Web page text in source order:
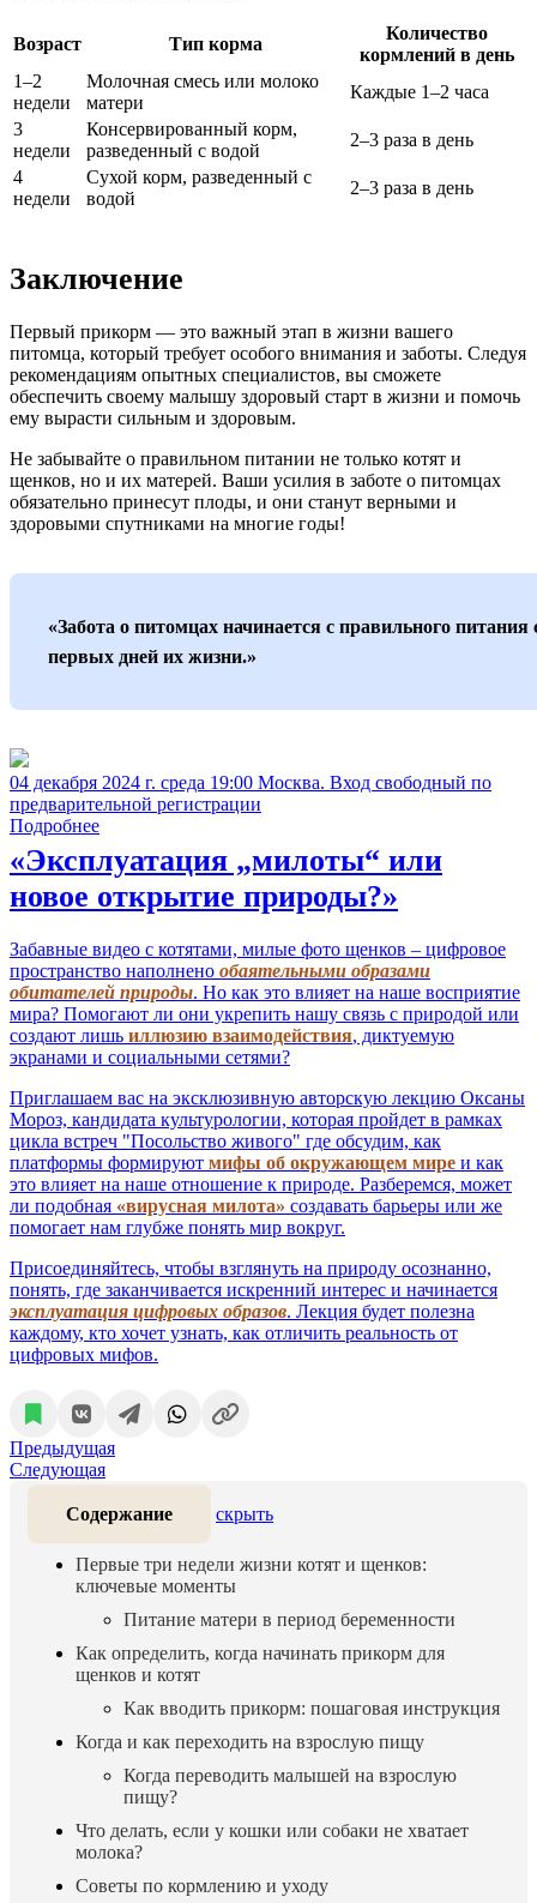
Возраст Тип корма
Количество
кормлений в день
1–2
недели
Молочная смесь или молоко
матери
Каждые 1–2 часа
3
недели
Консервированный корм,
разведенный с водой
2–3 раза в день
4
недели
Сухой корм, разведенный с
водой
2–3 раза в день
Заключение
Первый прикорм — это важный этап в жизни вашего
питомца, который требует особого внимания и заботы. Следуя
рекомендациям опытных специалистов, вы сможете
обеспечить своему малышу здоровый старт в жизни и помочь
ему вырасти сильным и здоровым.
Не забывайте о правильном питании не только котят и
щенков, но и их матерей. Ваши усилия в заботе о питомцах
обязательно принесут плоды, и они станут верными и
здоровыми спутниками на многие годы!
«Забота о питомцах начинается с правильного питания
первых дней их жизни.»
04 декабря 2024 г. среда 19:00 Москва. Вход свободный по
предварительной регистрации
Подробнее
«Эксплуатация „милоты“ или
новое открытие природы?»
Забавные видео с котятами, милые фото щенков – цифровое
пространство наполнено обаятельными образами
обитателей природы. Но как это влияет на наше восприятие
мира? Помогают ли они укрепить нашу связь с природой или
создают лишь иллюзию взаимодействия, диктуемую
экранами и социальными сетями?
Приглашаем вас на эксклюзивную авторскую лекцию Оксаны
Мороз, кандидата культурологии, которая пройдет в рамках
цикла встреч "Посольство живого" где обсудим, как
платформы формируют мифы об окружающем мире и как
это влияет на наше отношение к природе. Разберемся, может
ли подобная «вирусная милота» создавать барьеры или же
помогает нам глубже понять мир вокруг.
Присоединяйтесь, чтобы взглянуть на природу осознанно,
понять, где заканчивается искренний интерес и начинается
эксплуатация цифровых образов. Лекция будет полезна
каждому, кто хочет узнать, как отличить реальность от
цифровых мифов.
Предыдущая
Следующая
Содержание скрыть
Первые три недели жизни котят и щенков:
ключевые моменты
Питание матери в период беременности
Как определить, когда начинать прикорм для
щенков и котят
Как вводить прикорм: пошаговая инструкция
Когда и как переходить на взрослую пищу
Когда переводить малышей на взрослую
пищу?
Что делать, если у кошки или собаки не хватает
молока?
Советы по кормлению и уходу